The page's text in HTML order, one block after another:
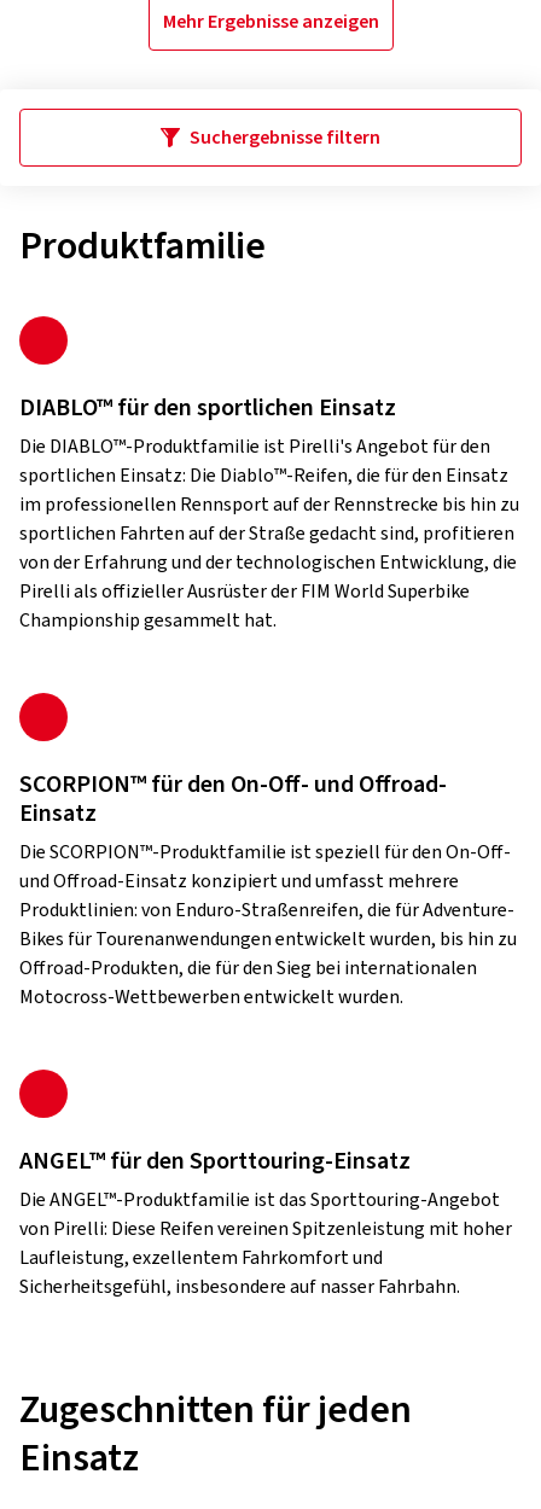
Mehr Ergebnisse anzeigen
Suchergebnisse filtern
Produktfamilie
DIABLO™ für den sportlichen Einsatz
Die DIABLO™-Produktfamilie ist Pirelli's Angebot für den
sportlichen Einsatz: Die Diablo™-Reifen, die für den Einsatz
im professionellen Rennsport auf der Rennstrecke bis hin zu
sportlichen Fahrten auf der Straße gedacht sind, profitieren
von der Erfahrung und der technologischen Entwicklung, die
Pirelli als offizieller Ausrüster der FIM World Superbike
Championship gesammelt hat.
SCORPION™ für den On-Off- und Offroad-
Einsatz
Die SCORPION™-Produktfamilie ist speziell für den On-Off-
und Offroad-Einsatz konzipiert und umfasst mehrere
Produktlinien: von Enduro-Straßenreifen, die für Adventure-
Bikes für Tourenanwendungen entwickelt wurden, bis hin zu
Offroad-Produkten, die für den Sieg bei internationalen
Motocross-Wettbewerben entwickelt wurden.
ANGEL™ für den Sporttouring-Einsatz
Die ANGEL™-Produktfamilie ist das Sporttouring-Angebot
von Pirelli: Diese Reifen vereinen Spitzenleistung mit hoher
Laufleistung, exzellentem Fahrkomfort und
Sicherheitsgefühl, insbesondere auf nasser Fahrbahn.
Zugeschnitten für jeden
Einsatz